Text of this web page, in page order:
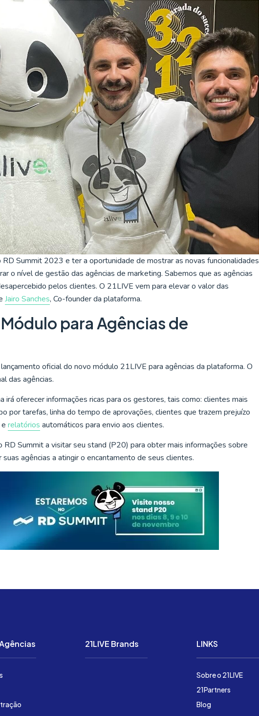
Summit 2023 e ter a oportunidade de mostrar as novas funcionalidades
o nível de gestão das agências de marketing. Sabemos que as agências
pelos clientes. O 21LIVE vem para elevar o valor das
Jairo Sanches, Co-founder da plataforma.
para Agências de
oficial do novo módulo 21LIVE para agências da plataforma. O
das agências.
irá oferecer informações ricas para os gestores, tais como: clientes mais
por tarefas, linha do tempo de aprovações, clientes que trazem prejuízo
relatórios automáticos para envio aos clientes.
Summit a visitar seu stand (P20) para obter mais informações sobre
agências a atingir o encantamento de seus clientes.
21LIVE Brands LINKS
Sobre o 21LIVE
21Partners
Blog